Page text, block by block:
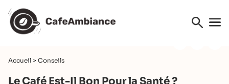
Accueil > Conseils
Le Café Est-Il Bon Pour la Santé ?